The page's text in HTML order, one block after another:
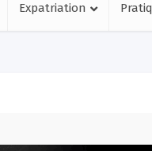
Expatriation